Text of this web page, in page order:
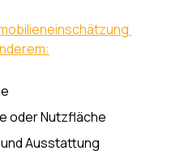
oder Nutzfläche
Ausstattung